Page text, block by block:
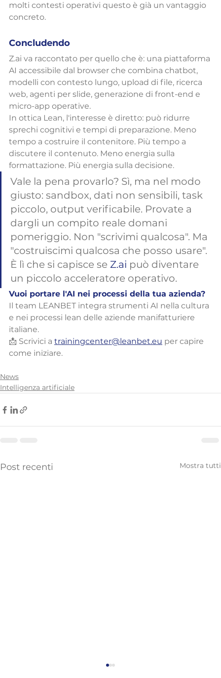
molti contesti operativi questo è già un vantaggio
concreto.
Concludendo
Z.ai va raccontato per quello che è: una piattaforma
AI accessibile dal browser che combina chatbot,
modelli con contesto lungo, upload di file, ricerca
web, agenti per slide, generazione di front-end e
micro-app operative.
In ottica Lean, l'interesse è diretto: può ridurre
sprechi cognitivi e tempi di preparazione. Meno
tempo a costruire il contenitore. Più tempo a
discutere il contenuto. Meno energia sulla
formattazione. Più energia sulla decisione.
Vale la pena provarlo? Sì, ma nel modo
giusto: sandbox, dati non sensibili, task
piccolo, output verificabile. Provate a
dargli un compito reale domani
pomeriggio. Non "scrivimi qualcosa". Ma
"costruiscimi qualcosa che posso usare".
È lì che si capisce se Z.ai può diventare
un piccolo acceleratore operativo.
Vuoi portare l'AI nei processi della tua azienda?
Il team LEANBET integra strumenti AI nella cultura
e nei processi lean delle aziende manifatturiere
italiane.
📩 Scrivici a trainingcenter@leanbet.eu per capire
come iniziare.
News
Intelligenza artificiale
Post recenti Mostra tutti